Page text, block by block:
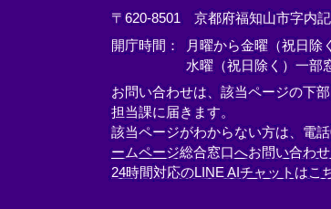
リ
ン
ク
リ
ン
ク
リ
ン
ク
＞
〒620-8501 京都府福知山市字内
開庁時間： 月曜から金曜（祝日除
水曜（祝日除く）一部
お問い合わせは、該当ページの下
担当課に届きます。
該当ページがわからない方は、電
ームページ総合窓口へお問い合わせ
24時間対応のLINE AIチャットはこ